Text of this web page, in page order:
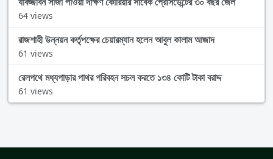
64 views
রাজশাহী উন্নয়ন কর্তৃপক্ষের চেয়ারম্যান হলেন আবুল কালাম আজাদ
61 views
রেলপথে মধ্যপাড়ার পাথর পরিবহন সচল করতে ১৩৪ কোটি টাকা বরাদ্দ
61 views